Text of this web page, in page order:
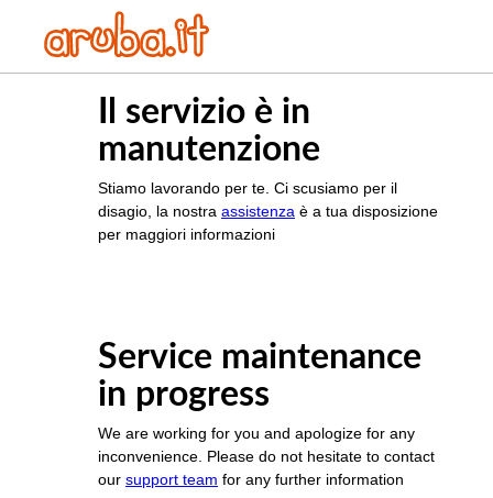
Il servizio è in
manutenzione
Stiamo lavorando per te. Ci scusiamo per il
disagio, la nostra assistenza è a tua disposizione
per maggiori informazioni
Service maintenance
in progress
We are working for you and apologize for any
inconvenience. Please do not hesitate to contact
our support team for any further information